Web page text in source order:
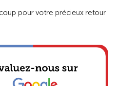
pour votre précieux retour